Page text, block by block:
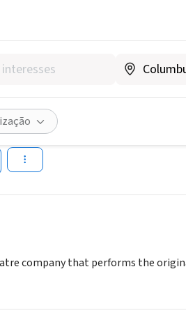
company that performs the